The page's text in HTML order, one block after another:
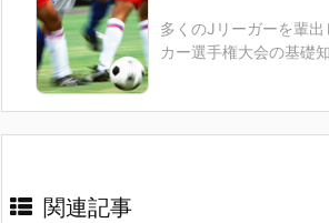
多くのJリーガーを輩
カー選手権大会の基礎
関連記事